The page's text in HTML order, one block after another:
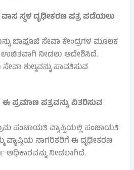
ಸ್ಥಳ ದೃಢೀಕರಣ ಪತ್ರ ಪಡೆಯಲು
ಬಾಪೂಜಿ ಸೇವಾ ಕೇಂದ್ರಗಳ ಮೂಲಕ
ನೀಡಲು ಆದೇಶಿಸಿದೆ.
ಶುಲ್ಕವನ್ನು ಪಾವತಿಸುವ
ಪ್ರಮಾಣ ಪತ್ರವನ್ನು ವಿತರಿಸುವ
ಪಂಚಾಯತಿ ವ್ಯಾಪ್ತಿಯಲ್ಲಿ ಪಂಚಾಯತಿ
ವ್ಯಾಪ್ತಿಯ ನಾಗರಿಕರಿಗೆ ಈ ದೃಢೀಕರಣ
ಅಧಿಕಾರವನ್ನು ನೀಡಲಾಗಿದೆ.